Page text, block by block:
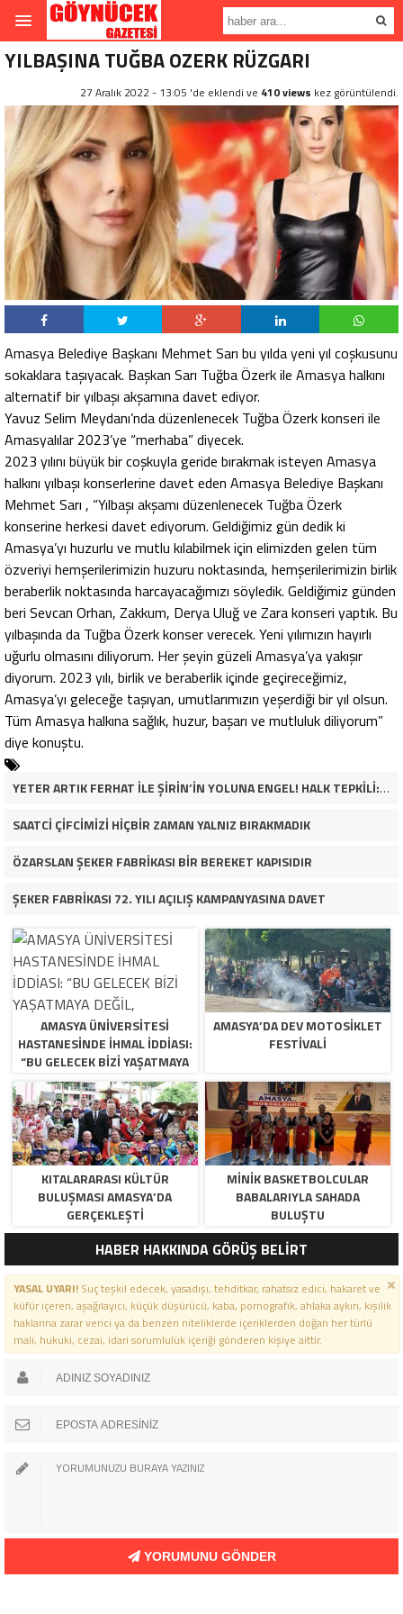
YILBAŞINA TUĞBA OZERK RÜZGARI
27 Aralık 2022 - 13:05 'de eklendi ve 410 views kez görüntülendi.
Amasya Belediye Başkanı Mehmet Sarı bu yılda yeni yıl coşkusunu
sokaklara taşıyacak. Başkan Sarı Tuğba Özerk ile Amasya halkını
alternatif bir yılbaşı akşamına davet ediyor.
Yavuz Selim Meydanı’nda düzenlenecek Tuğba Özerk konseri ile
Amasyalılar 2023’ye “merhaba” diyecek.
2023 yılını büyük bir coşkuyla geride bırakmak isteyen Amasya
halkını yılbaşı konserlerine davet eden Amasya Belediye Başkanı
Mehmet Sarı , “Yılbaşı akşamı düzenlenecek Tuğba Özerk
konserine herkesi davet ediyorum. Geldiğimiz gün dedik ki
Amasya’yı huzurlu ve mutlu kılabilmek için elimizden gelen tüm
özveriyi hemşerilerimizin huzuru noktasında, hemşerilerimizin birlik
beraberlik noktasında harcayacağımızı söyledik. Geldiğimiz günden
beri Sevcan Orhan, Zakkum, Derya Uluğ ve Zara konseri yaptık. Bu
yılbaşında da Tuğba Özerk konser verecek. Yeni yılımızın hayırlı
uğurlu olmasını diliyorum. Her şeyin güzeli Amasya’ya yakışır
diyorum. 2023 yılı, birlik ve beraberlik içinde geçireceğimiz,
Amasya’yı geleceğe taşıyan, umutlarımızın yeşerdiği bir yıl olsun.
Tüm Amasya halkına sağlık, huzur, başarı ve mutluluk diliyorum”
diye konuştu.
YETER ARTIK FERHAT İLE ŞİRİN’İN YOLUNA ENGEL! HALK TEPKİLİ: “YOLU KAPATMAK ÇÖZÜM DEĞİL, GÖREVİNİ YAP!”
SAATCİ ÇİFCİMİZİ HİÇBİR ZAMAN YALNIZ BIRAKMADIK
ÖZARSLAN ŞEKER FABRİKASI BİR BEREKET KAPISIDIR
ŞEKER FABRİKASI 72. YILI AÇILIŞ KAMPANYASINA DAVET
AMASYA ÜNİVERSİTESİ
HASTANESİNDE İHMAL İDDİASI:
“BU GELECEK BİZİ YAŞATMAYA
DEĞİL, ÖLDÜRMEYE GELİYOR!”
AMASYA’DA DEV MOTOSIKLET
FESTIVALI
KITALARARASI KÜLTÜR
BULUŞMASI AMASYA’DA
GERÇEKLEŞTI
MINIK BASKETBOLCULAR
BABALARIYLA SAHADA
BULUŞTU
HABER HAKKINDA GÖRÜŞ BELİRT
YASAL UYARI!Suç teşkil edecek, yasadışı, tehditkar, rahatsız edici, hakaret ve
küfür içeren, aşağılayıcı, küçük düşürücü, kaba, pornografik, ahlaka aykırı, kişilik
haklarına zarar verici ya da benzeri niteliklerde içeriklerden doğan her türlü
mali, hukuki, cezai, idari sorumluluk içeriği gönderen kişiye aittir.
YORUMUNU GÖNDER